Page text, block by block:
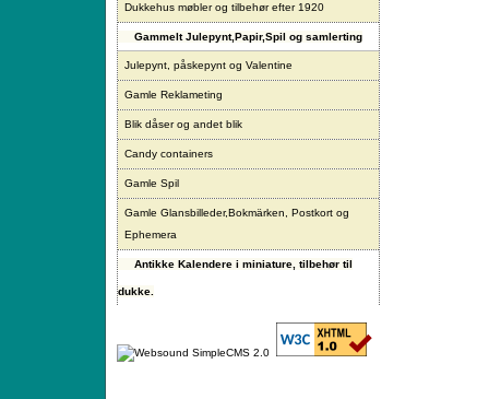
Dukkehus møbler og tilbehør efter 1920
Gammelt Julepynt,Papir,Spil og samlerting
Julepynt, påskepynt og Valentine
Gamle Reklameting
Blik dåser og andet blik
Candy containers
Gamle Spil
Gamle Glansbilleder,Bokmärken, Postkort og
Ephemera
Antikke Kalendere i miniature, tilbehør til
dukke.